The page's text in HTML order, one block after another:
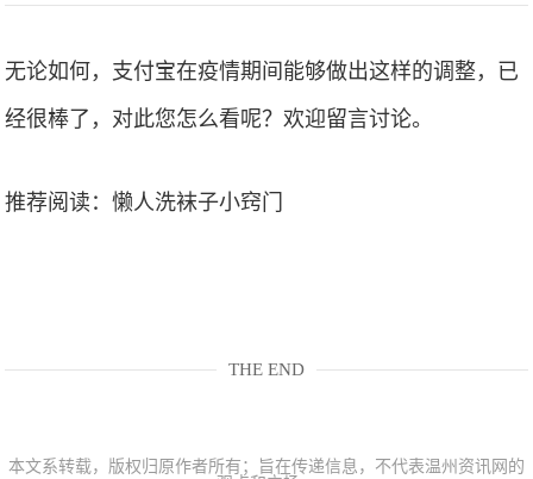
无论如何，支付宝在疫情期间能够做出这样的调整，已
经很棒了，对此您怎么看呢？欢迎留言讨论。
推荐阅读：懒人洗袜子小窍门
THE END
本文系转载，版权归原作者所有；旨在传递信息，不代表温州资讯网的